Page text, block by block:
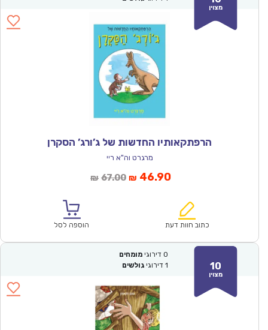
מצוין
הרפתקאותיו החדשות של ג’ורג’ הסקרן
מרגרט וה"א ריי
₪ 67.00המחיר
₪67.00.
₪ 46.90המחיר
הוא:
כתוב חוות דעת הוספה לסל
10
מצוין
0 דירוגי מומחים
1 דירוגי גולשים